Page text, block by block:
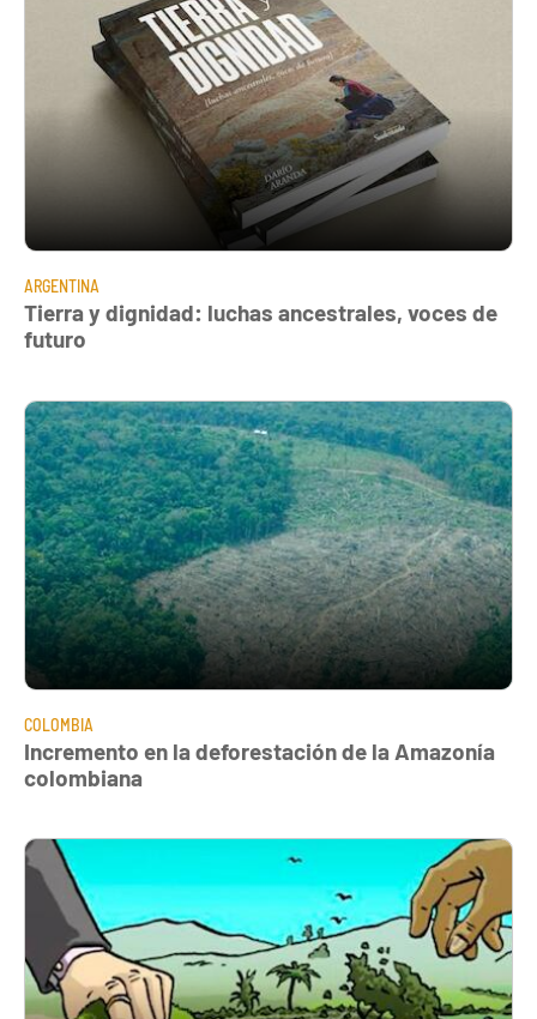
ARGENTINA
Tierra y dignidad: luchas ancestrales, voces de
futuro
COLOMBIA
Incremento en la deforestación de la Amazonía
colombiana